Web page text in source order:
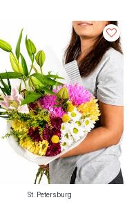
St. Petersburg